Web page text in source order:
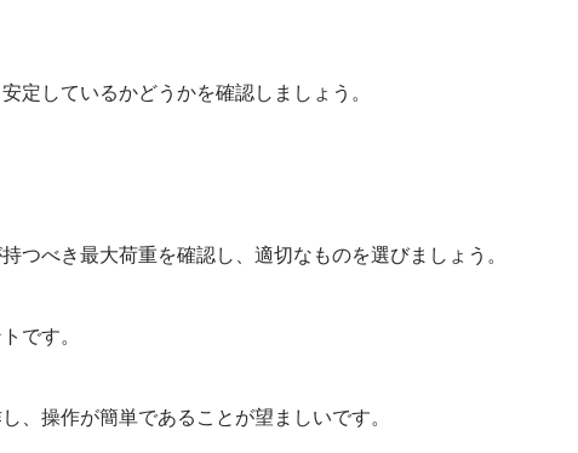
定しているかどうかを確認しましょう。
つべき最大荷重を確認し、適切なものを選びましょう。
です。
、操作が簡単であることが望ましいです。